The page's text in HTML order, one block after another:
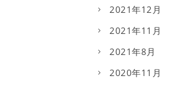
2021年12月
2021年11月
2021年8月
2020年11月